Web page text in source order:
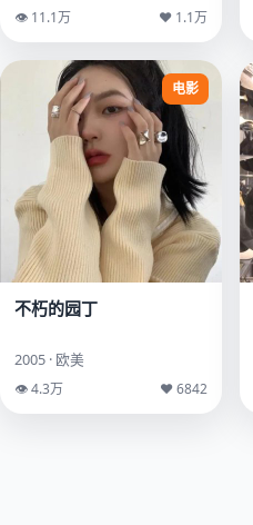
👁 11.1万 ♥ 1.1万
电影
不朽的园丁
2005 · 欧美
👁 4.3万 ♥ 6842